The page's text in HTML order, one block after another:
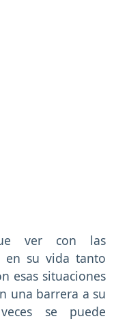
ver con las
en su vida tanto
esas situaciones
una barrera a su
se puede